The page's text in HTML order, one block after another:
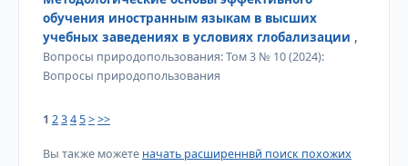
обучения иностранным языкам в высших
учебных заведениях в условиях глобализации ,
Вопросы природопользования: Том 3 № 10 (2024):
Вопросы природопользования
1 2345>>>
Вы также можете начать расширеннвй поиск похожих